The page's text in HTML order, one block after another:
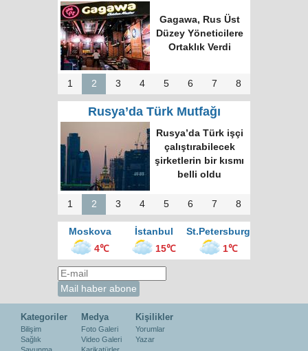
Türk Dünyasında
Tek Bilgi Alanı
Hedefi: Bişkek
Zirvesi ve Yeni
İnsiyatifler
1 2 3 4 5 6 7 8
Rusya’da Türk Mutfağı
Moskova’nın en
büyük kültür
merkezinde “Türk
Kahvesi Gecesi”
düzenlendi
1 2 3 4 5 6 7 8
Moskova İstanbul
St.Petersburg
4℃
15℃ 1℃
Kategoriler
Bilişim
Sağlık
Medya
Foto Galeri
Video Galeri
Kişilikler
Yorumlar
Yazar